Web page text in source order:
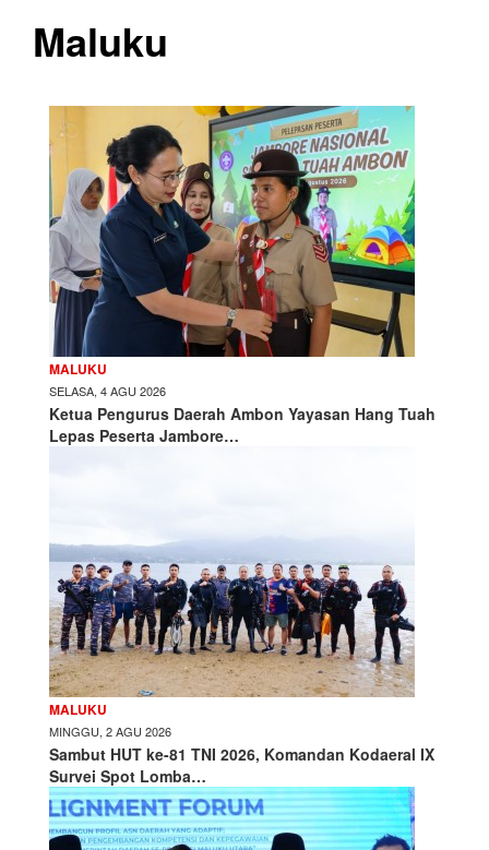
Maluku
MALUKU
SELASA, 4 AGU 2026
Ketua Pengurus Daerah Ambon Yayasan Hang Tuah
Lepas Peserta Jambore…
MALUKU
MINGGU, 2 AGU 2026
Sambut HUT ke-81 TNI 2026, Komandan Kodaeral IX
Survei Spot Lomba…